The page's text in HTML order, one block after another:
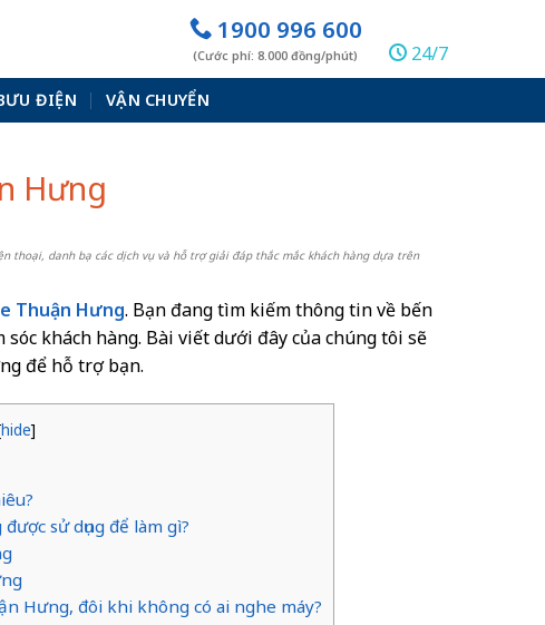
1900 996 600
(Cước phí: 8.000 đồng/phút) 24/7
ĐIỆN VẬN CHUYỂN
Hưng
thoại, danh bạ các dịch vụ và hỗ trợ giải đáp thắc mắc khách hàng dựa trên
Thuận Hưng. Bạn đang tìm kiếm thông tin về bến
khách hàng. Bài viết dưới đây của chúng tôi sẽ
để hỗ trợ bạn.
hide]
sử dụng để làm gì?
Hưng, đôi khi không có ai nghe máy?